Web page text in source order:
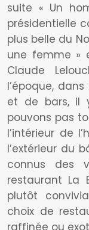
suite « Un
présidentielle
plus belle du
une femme »
Claude
l’époque,
et de bars, il
pouvons pas
l’intérieur de
l’extérieur du
connus des
restaurant La
plutôt
choix de
raffinée ou